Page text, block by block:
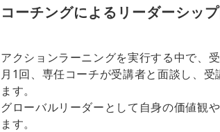
コーチングによるリーダーシッ
アクションラーニングを実行する中で、
月1回、専任コーチが受講者と面談し、
ます。
グローバルリーダーとして自身の価値観
ます。